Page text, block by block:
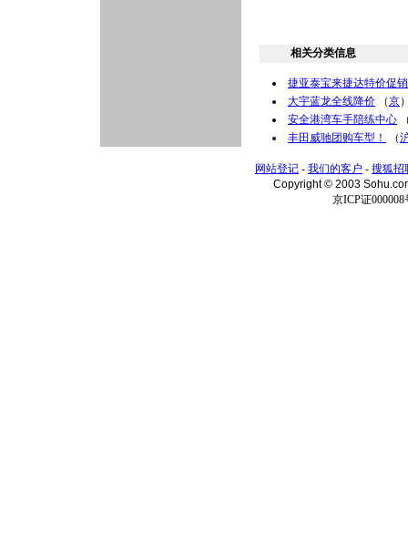
相关分类信息
捷亚泰宝来捷达特价促销
大宇蓝龙全线降价 （京
安全港湾车手陪练中心
丰田威驰团购车型！
（
网站登记 - 我们的客户 - 搜狐招
Copyright © 2003
京ICP证